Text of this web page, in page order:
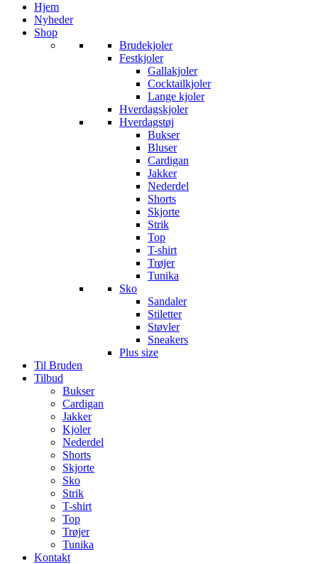
Hjem
Nyheder
Shop
Brudekjoler
Festkjoler
Gallakjoler
Cocktailkjoler
Lange kjoler
Hverdagskjoler
Hverdagstøj
Bukser
Bluser
Cardigan
Jakker
Nederdel
Shorts
Skjorte
Strik
Top
T-shirt
Trøjer
Tunika
Sko
Sandaler
Stiletter
Støvler
Sneakers
Plus size
Til Bruden
Tilbud
Bukser
Cardigan
Jakker
Kjoler
Nederdel
Shorts
Skjorte
Sko
Strik
T-shirt
Top
Trøjer
Tunika
Kontakt